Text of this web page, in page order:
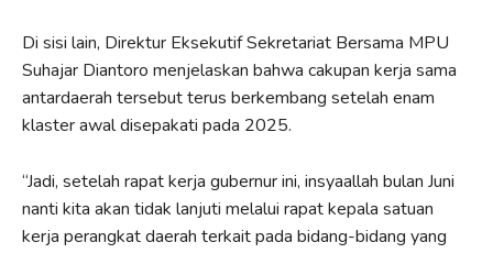
Di sisi lain, Direktur Eksekutif Sekretariat Bersama MPU
Suhajar Diantoro menjelaskan bahwa cakupan kerja sama
antardaerah tersebut terus berkembang setelah enam
klaster awal disepakati pada 2025.
“Jadi, setelah rapat kerja gubernur ini, insyaallah bulan Juni
nanti kita akan tidak lanjuti melalui rapat kepala satuan
kerja perangkat daerah terkait pada bidang-bidang yang